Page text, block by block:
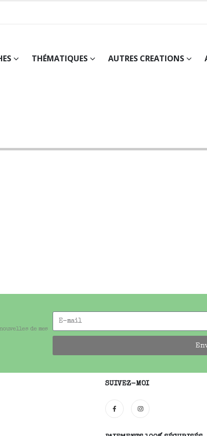
THÉMATIQUES AUTRES CREATIONS
de mes
SUIVEZ-MOI